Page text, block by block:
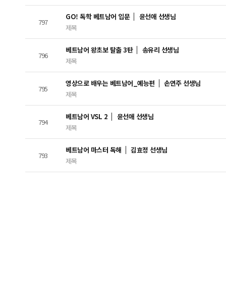
797
GO! 독학 베트남어 입문
윤선애 선생님
제목
796
베트남어 왕초보 탈출 3탄
송유리 선생님
제목
795
영상으로 배우는 베트남어_예능편
손연주 선생님
제목
794
베트남어 VSL 2
윤선애 선생님
제목
793
베트남어 마스터 독해
김효정 선생님
제목